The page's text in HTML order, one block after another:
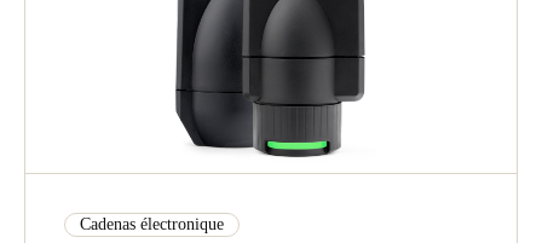
Cadenas électronique